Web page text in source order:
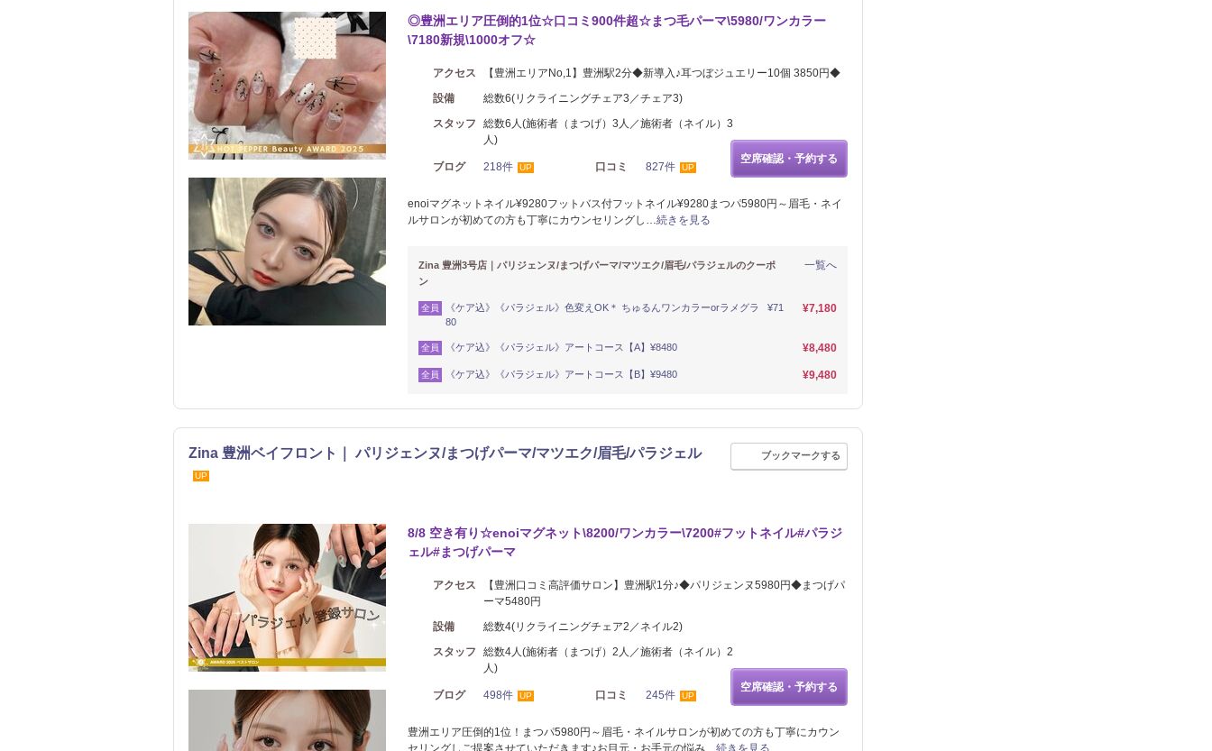
◎豊洲エリア圧倒的1位☆口コミ900件超☆まつ毛パーマ\5980/ワンカラー
\7180新規\1000オフ☆
アクセス
【豊洲エリアNo,1】豊洲駅2分◆新導入♪耳つぼジュエリー10個 3850円◆
設備
総数6(リクライニングチェア3／チェア3)
スタッフ
総数6人(施術者（まつげ）3人／施術者（ネイル）3
人)
ブログ 218件 UP 口コミ 827件 UP
空席確認・予約する
enoiマグネットネイル¥9280フットバス付フットネイル¥9280まつパ5980円～眉毛・ネイ
ルサロンが初めての方も丁寧にカウンセリングし…続きを見る
一覧へ
Zina 豊洲3号店｜パリジェンヌ/まつげパーマ/マツエク/眉毛/パラジェルのクーポ
ン
全員
《ケア込》《パラジェル》色変えOK＊ ちゅるんワンカラーorラメグラ ¥71
80
¥7,180
全員 《ケア込》《パラジェル》アートコース【A】¥8480 ¥8,480
全員 《ケア込》《パラジェル》アートコース【B】¥9480 ¥9,480
Zina 豊洲ベイフロント｜ パリジェンヌ/まつげパーマ/マツエク/眉毛/パラジェル
UP
ブックマークする
8/8 空き有り☆enoiマグネット\8200/ワンカラー\7200#フットネイル#パラジ
ェル#まつげパーマ
アクセス
【豊洲口コミ高評価サロン】豊洲駅1分♪◆パリジェンヌ5980円◆まつげパ
ーマ5480円
設備
総数4(リクライニングチェア2／ネイル2)
スタッフ
総数4人(施術者（まつげ）2人／施術者（ネイル）2
人)
ブログ 498件 UP 口コミ 245件 UP
空席確認・予約する
豊洲エリア圧倒的1位！まつパ5980円～眉毛・ネイルサロンが初めての方も丁寧にカウン
セリングしご提案させていただきます♪お目元・お手元の悩み… 続きを見る